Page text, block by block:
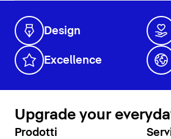
Design
Excellence
Upgrade your
Prodotti